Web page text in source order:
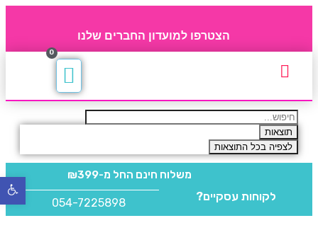
הצטרפו למועדון החברים שלנו
0
תוצאות
לצפיה בכל התוצאות
משלוח חינם החל מ-₪399
לקוחות עסקיים? 054-7225898
פתח